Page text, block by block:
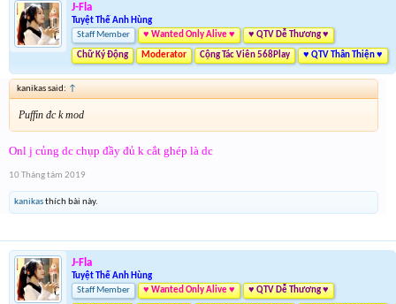
J-Fla
Tuyệt Thế Anh Hùng
Staff Member
♥ Wanted Only Alive ♥ ♥ QTV Dễ Thương ♥
Chữ Ký Động Moderator Cộng Tác Viên 568Play ♥ QTV Thân Thiện ♥
kanikas said: ↑
Puffin đc k mod
Onl j củng dc chụp đầy đủ k cắt ghép là dc
10 Tháng tám 2019
kanikasthích bài này.
J-Fla
Tuyệt Thế Anh Hùng
Staff Member
♥ Wanted Only Alive ♥ ♥ QTV Dễ Thương ♥